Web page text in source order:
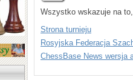
Wszystko wskazuje na
Strona turnieju
Rosyjska Federacja
ChessBase News wersja